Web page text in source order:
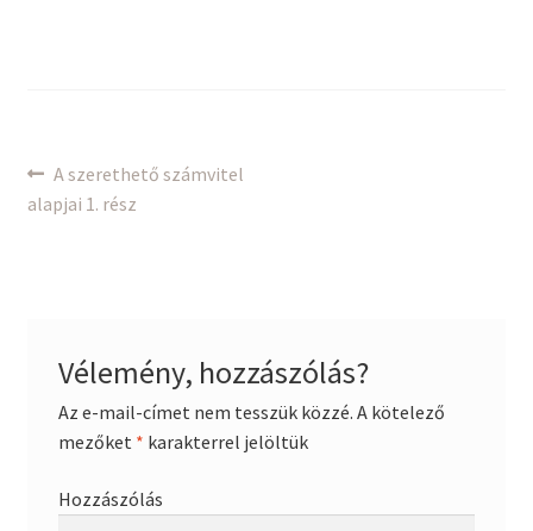
Bejegyzés
navigáció
Previous
post:
A szerethető számvitel
alapjai 1. rész
Vélemény, hozzászólás?
Az e-mail-címet nem tesszük közzé. A kötelező
mezőket * karakterrel jelöltük
Hozzászólás